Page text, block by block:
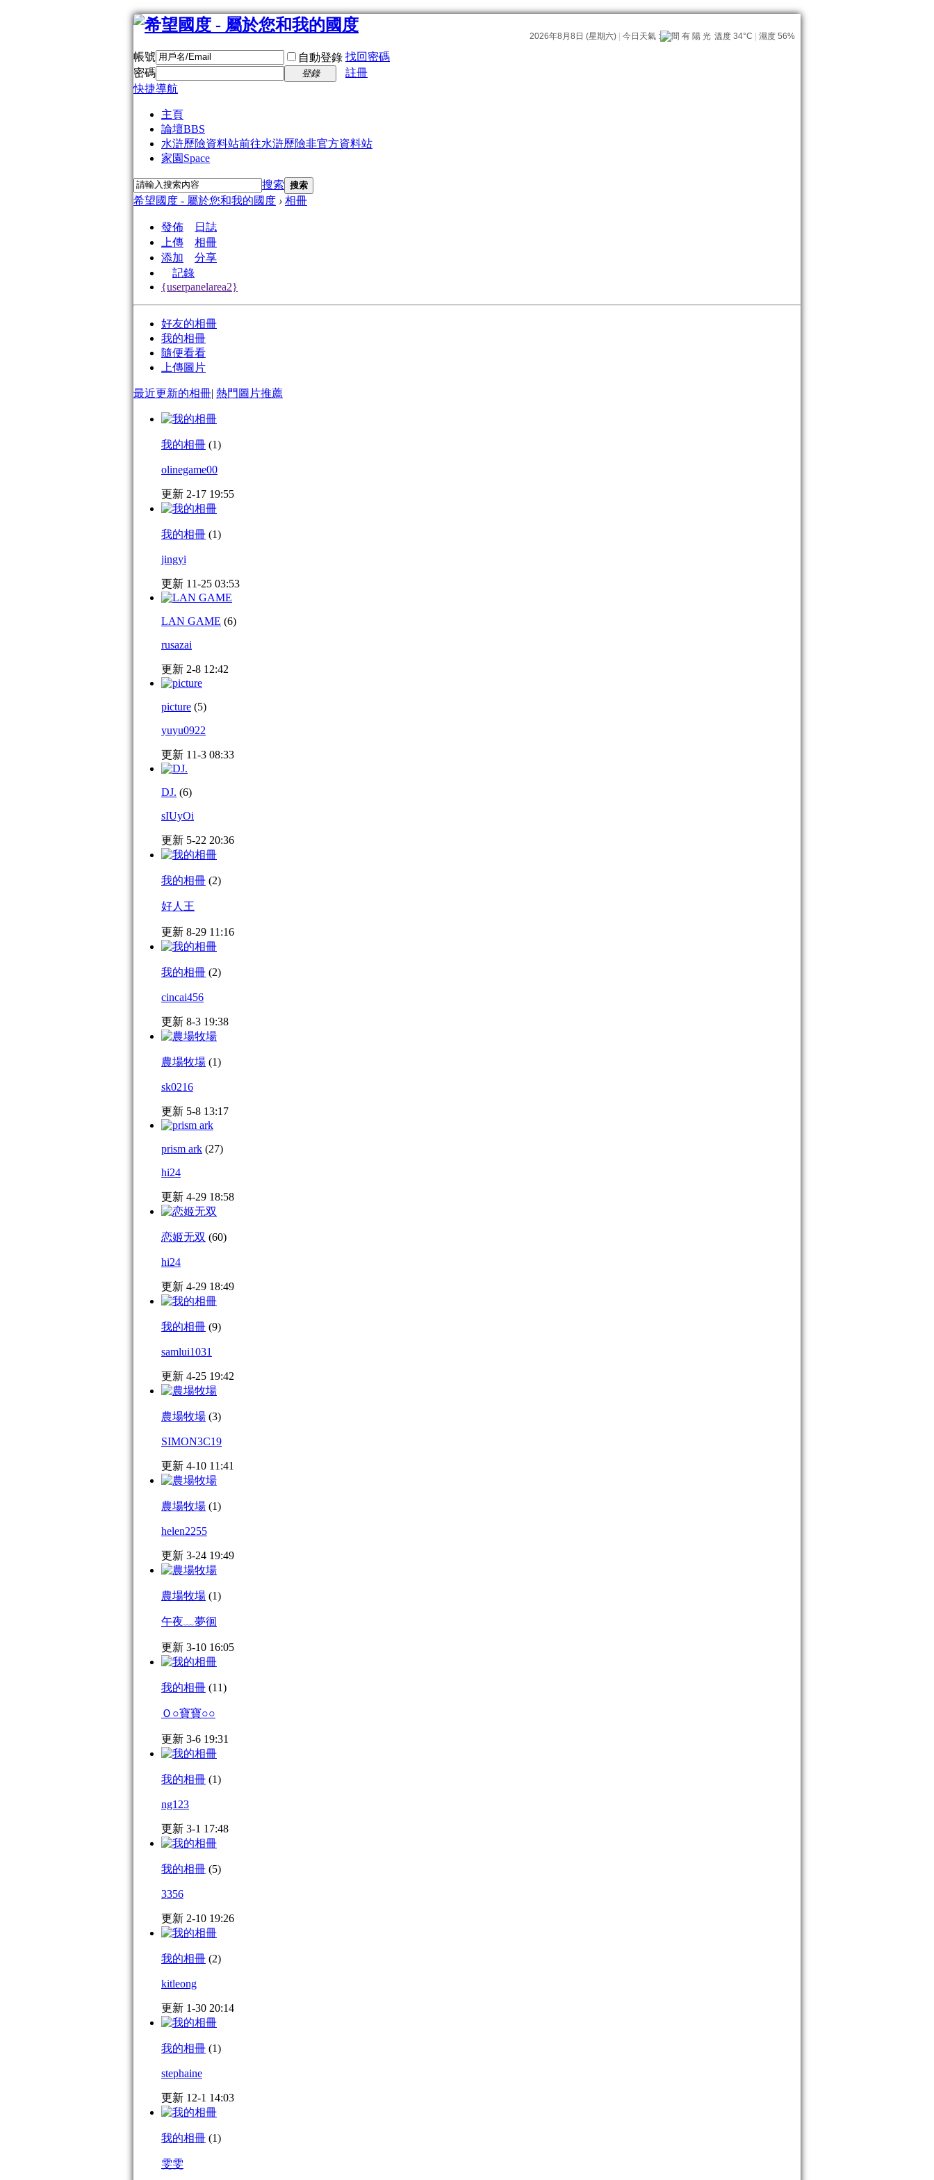
帳號 自動登錄 找回密碼
密碼
登錄
註冊
快捷導航
主頁
論壇BBS
水滸歷險資料站前往水滸歷險非官方資料站
家園 Space
搜索 搜索
希望國度 - 屬於您和我的國度 › 相冊
發佈
日誌
上傳
相冊
添加
分享
記錄
{userpanelarea2}
好友的相冊
我的相冊
隨便看看
上傳圖片
最近更新的相冊| 熱門圖片推薦
我的相冊 (1)
olinegame00
更新 2-17 19:55
我的相冊 (1)
jingyi
更新 11-25 03:53
LAN GAME (6)
rusazai
更新 2-8 12:42
picture (5)
yuyu0922
更新 11-3 08:33
DJ. (6)
sIUyOi
更新 5-22 20:36
我的相冊 (2)
好人王
更新 8-29 11:16
我的相冊 (2)
cincai456
更新 8-3 19:38
農場牧場 (1)
sk0216
更新 5-8 13:17
prism ark (27)
hi24
更新 4-29 18:58
恋姬无双 (60)
hi24
更新 4-29 18:49
我的相冊 (9)
samlui1031
更新 4-25 19:42
農場牧場 (3)
SIMON3C19
更新 4-10 11:41
農場牧場 (1)
helen2255
更新 3-24 19:49
農場牧場 (1)
午夜﹏夢徊
更新 3-10 16:05
我的相冊 (11)
Ｏ○寶寶○○
更新 3-6 19:31
我的相冊 (1)
ng123
更新 3-1 17:48
我的相冊 (5)
3356
更新 2-10 19:26
我的相冊 (2)
kitleong
更新 1-30 20:14
我的相冊 (1)
stephaine
更新 12-1 14:03
我的相冊 (1)
雯雯